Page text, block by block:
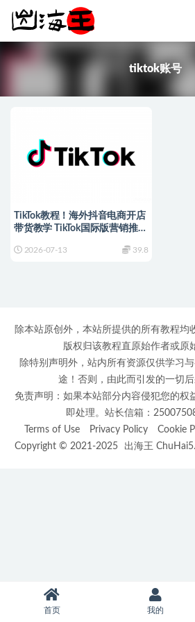
tiktok账号
TikTok教程！海外抖音电商开店
带货教学 TikTok国际版营销推广
2026-07-13 39.8
除本站原创外，本站所提供的所有教程均
版权归该教程直原始作者或原
除特别声明外，站内所有资源仅供学习
途！否则，由此而引发的一切后
免责声明：如果本站部分内容侵犯您的权
即处理。站长信箱：
Terms of Use
Privacy Policy Cookie
Copyright © 2021-2025
出海王
首页 我的
全部